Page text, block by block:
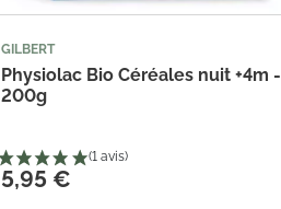

GILBERT
Physiolac Bio Céréales nuit +4m -
200g
5,95 €